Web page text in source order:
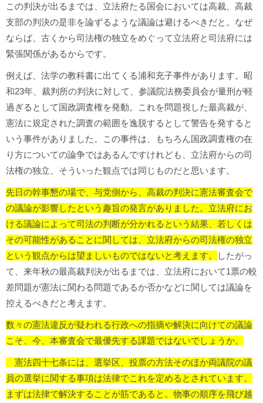
この判決が出るまでは、立法府たる国会においては高裁、高裁
支部の判決の是非を論ずるような議論は避けるべきだと。なぜ
ならば、古くから司法権の独立をめぐって立法府と司法府には
緊張関係があるからです。
例えば、法学の教科書に出てくる浦和充子事件があります。昭
和23年、裁判所の判決に対して、参議院法務委員会が量刑が軽
過ぎるとして国政調査権を発動。これを問題視した最高裁が、
憲法に規定された調査の範囲を逸脱するとして警告を発すると
いう事件がありました。この事件は、もちろん国政調査権の在
り方についての論争ではあるんですけれども、立法府からの司
法権の独立、そういった観点では同じものだと思います。
先日の幹事懇の場で、与党側から、高裁の判決に憲法審査会で
の議論が影響したという趣旨の発言がありました。立法府にお
ける議論によって司法の判断が分かれるという結果、若しくは
その可能性があることに関しては、立法府からの司法権の独立
という観点からは望ましいものではないと考えます。
したがっ
て、来年秋の最高裁判決が出るまでは、立法府において1票の較
差問題が憲法に関わる問題であるか否かなどに関しては議論を
控えるべきだと考えます。
数々の憲法違反が疑われる行政への指摘や解決に向けての議論
こそ、今、本審査会で最優先する課題ではないでしょうか。
憲法四十七条には、選挙区、投票の方法そのほか両議院の議
員の選挙に関する事項は法律でこれを定めるとされています。
まずは法律で解決することが筋であると。物事の順序を飛び越